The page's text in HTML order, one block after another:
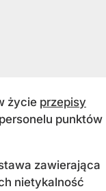
życie przepisy
personelu punktów
zawierająca
nietykalność